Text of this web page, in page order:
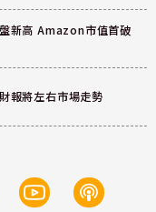
新高 Amazon市值首破
報將左右市場走勢